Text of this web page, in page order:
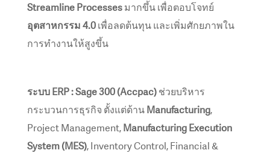
Streamline Processesมากขึ้น เพื่อตอบโจทย์
อุตสาหกรรม 4.0เพื่อลดต้นทุน และเพิ่มศักยภาพใน
การทำงานให้สูงขึ้น
ระบบ ERP : Sage 300 (Accpac)ช่วยบริหาร
กระบวนการธุรกิจ ตั้งแต่ด้านManufacturing,
Project Management,Manufacturing Execution
System (MES), Inventory Control, Financial &